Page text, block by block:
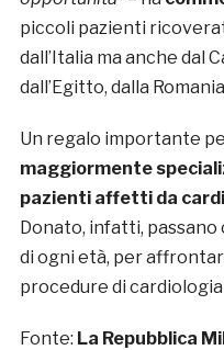
piccoli pazienti
dall’Italia ma anche dal
dall’Egitto, dalla
Un regalo importante
maggiormente
pazienti affetti da
Donato, infatti,
di ogni età, per
procedure di
Fonte: La Repubblica